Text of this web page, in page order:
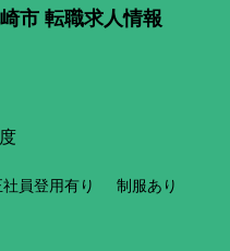
市 転職求人情報
社員登用有り 制服あり